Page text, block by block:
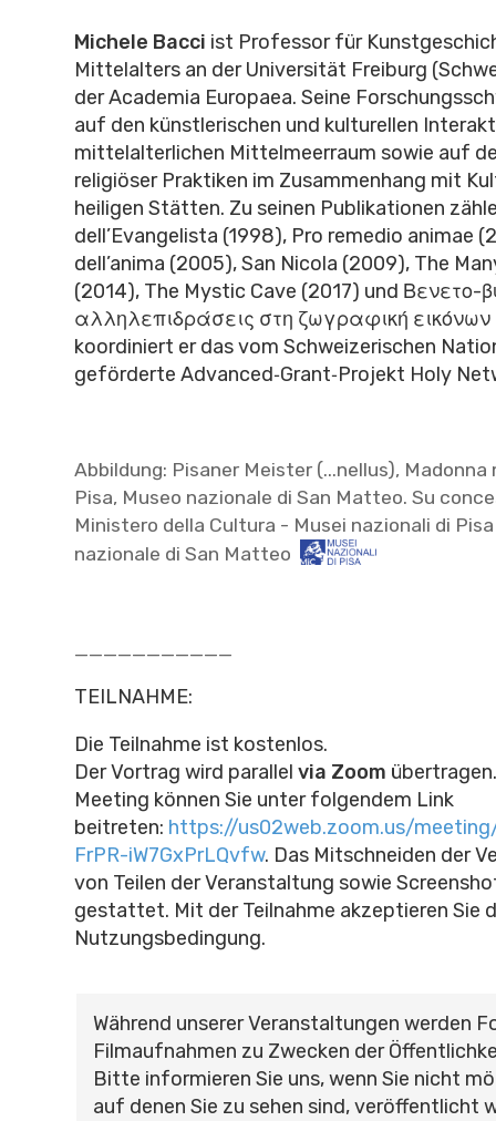
Michele Bacci ist Professor für
Mittelalters an der Universität Freiburg
der Academia Europaea. Seine
auf den künstlerischen und kulturellen
mittelalterlichen Mittelmeerraum sowie auf
religiöser Praktiken im Zusammenhang mit
heiligen Stätten. Zu seinen Publikationen
dell’Evangelista (1998), Pro remedio animae
dell’anima (2005), San Nicola (2009), The
(2014), The Mystic Cave (2017) und Βενετο-
αλληλεπιδράσεις στη ζωγραφική εικόνων
koordiniert er das vom Schweizerischen
geförderte Advanced‑Grant‑Projekt Holy
Abbildung: Pisaner Meister (...nellus), Madonna
Pisa, Museo nazionale di San Matteo. Su
Ministero della Cultura - Musei nazionali di
nazionale di San Matteo
___________
TEILNAHME:
Die Teilnahme ist kostenlos.
Der Vortrag wird parallel via Zoom
Meeting können Sie unter folgendem Link
beitreten: https://us02web.zoom.us/
FrPR-iW7GxPrLQvfw. Das Mitschneiden der
von Teilen der Veranstaltung sowie
gestattet. Mit der Teilnahme akzeptieren Sie
Nutzungsbedingung.
Während unserer Veranstaltungen werden
Filmaufnahmen zu Zwecken der
Bitte informieren Sie uns, wenn Sie nicht
auf denen Sie zu sehen sind, veröffentlicht